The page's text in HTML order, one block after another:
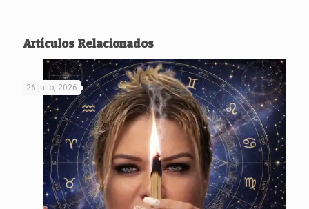
Artículos Relacionados
26 julio, 2026